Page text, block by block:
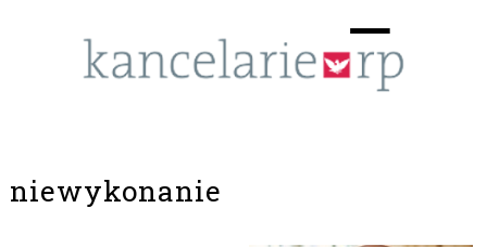
☰
niewykonanie